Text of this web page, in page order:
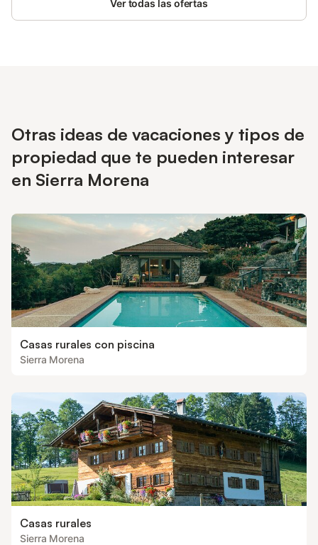
Ver todas las ofertas
Otras ideas de vacaciones y tipos de
propiedad que te pueden interesar
en Sierra Morena
Casas rurales con piscina
Sierra Morena
Casas rurales
Sierra Morena